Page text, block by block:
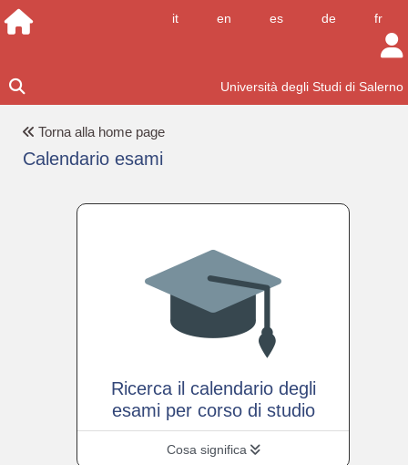
it en es de fr
Università degli Studi di Salerno
Torna alla home page
Calendario esami
Ricerca il calendario degli
esami per corso di studio
Cosa significa